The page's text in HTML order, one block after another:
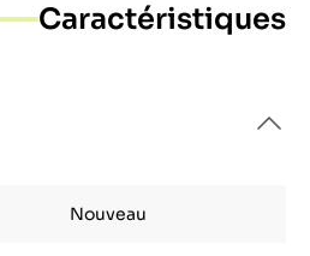
Caractéristiques
Nouveau